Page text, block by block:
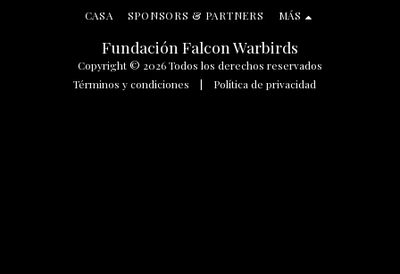
Fundación Falcon Warbirds
Copyright © 2026 Todos los derechos reservados
Términos y condiciones | Política de privacidad
CASA SPONSORS & PARTNERS MÁS